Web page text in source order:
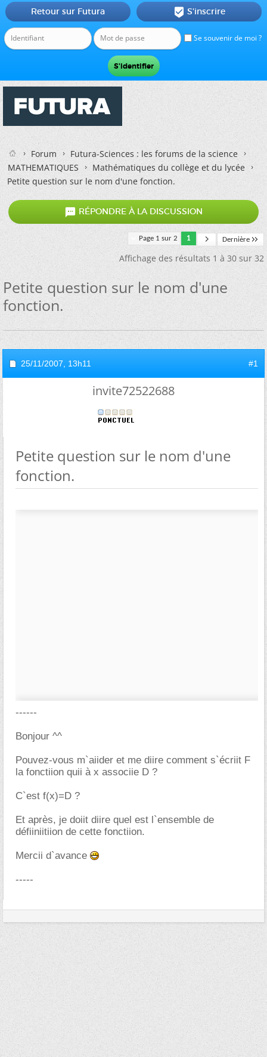
Se souvenir de moi ?
Retour sur Futura  S'inscrire
Forum
Futura-Sciences : les forums de la science
MATHEMATIQUES
Mathématiques du collège et du lycée
Petite question sur le nom d'une fonction.
 RÉPONDRE À LA DISCUSSION
Page 1 sur 2 1 Dernière
Affichage des résultats 1 à 30 sur 32
Petite question sur le nom d'une
fonction.
25/11/2007, 13h11 #1
invite72522688
Petite question sur le nom d'une
fonction.
------
Bonjour ^^
Pouvez-vous m`aiider et me diire comment s`écriit F
la fonctiion quii à x associie D ?
C`est f(x)=D ?
Et après, je doiit diire quel est l`ensemble de
défiiniitiion de cette fonctiion.
Mercii d`avance
-----